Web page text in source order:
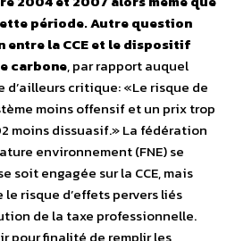
période.Autre question
la CCE et le dispositif
carbone, par rapport auquel
d’ailleurs critique: «Le risque de
moins offensif et un prix trop
moins dissuasif.» La fédération
environnement (FNE) se
soit engagée sur la CCE, mais
risque d’effets pervers liés
de la taxe professionnelle.